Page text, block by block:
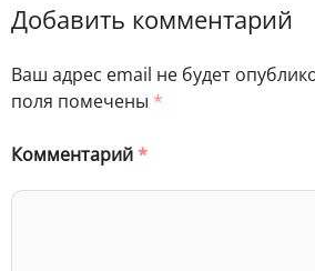
Добавить комментарий
Ваш адрес email не будет
поля помечены *
Комментарий*